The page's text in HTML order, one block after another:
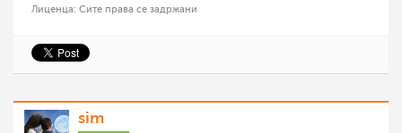
Лиценца: Сите права се задржани
sim